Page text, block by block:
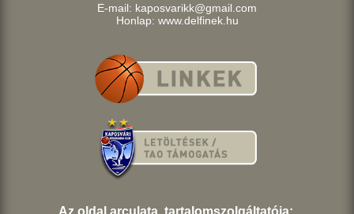
E-mail: kaposvarikk@gmail.com
Honlap: www.delfinek.hu
Az oldal arculata, tartalomszolgáltatója: